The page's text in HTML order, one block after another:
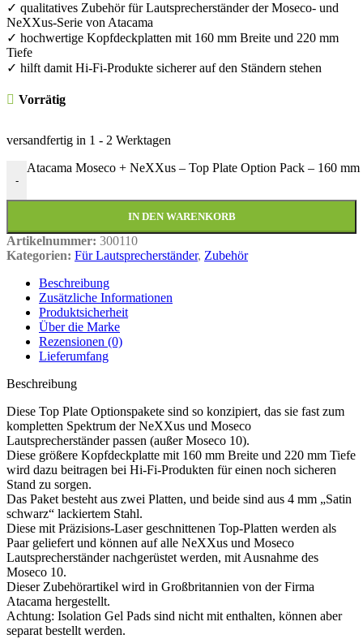
✓ qualitatives Zubehör für Lautsprecherständer der Moseco- und
NeXXus-Serie von Atacama
✓ hochwertige Kopfdeckplatten mit 160 mm Breite und 220 mm
Tiefe
✓ hilft damit Hi-Fi-Produkte sicherer auf den Ständern stehen
Vorrätig
versandfertig in 1 - 2 Werktagen
-
Atacama Moseco + NeXXus – Top Plate Option Pack – 160
IN DEN WARENKORB
Artikelnummer: 300110
Kategorien: Für Lautsprecherständer, Zubehör
Beschreibung
Zusätzliche Informationen
Produktsicherheit
Über die Marke
Rezensionen (0)
Lieferumfang
Beschreibung
Diese Top Plate Optionspakete sind so konzipiert, das sie fast zum
kompletten Spektrum der NeXXus und Moseco
Lautsprecherständer passen (außer Moseco 10).
Diese größere Kopfdeckplatte mit 160 mm Breite und 220 mm Tiefe
wird dazu beitragen bei Hi-Fi-Produkten für einen noch sicheren
Stand zu sorgen.
Das Paket besteht aus zwei Platten, und beide sind aus 4 mm „Satin
schwarz“ lackiertem Stahl.
Diese mit Präzisions-Laser geschnittenen Top-Platten werden als
Paar geliefert und können auf alle NeXXus und Moseco
Lautsprecherständer nachgerüstet werden, mit Ausnahme des
Moseco 10.
Dieser Zubehörartikel wird in Großbritannien von der Firma
Atacama hergestellt.
Achtung: Isolation Gel Pads sind nicht mit enthalten, können aber
separat bestellt werden.